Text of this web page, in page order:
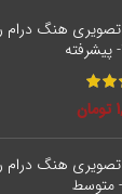
هنگ درام
تومان
هنگ درام